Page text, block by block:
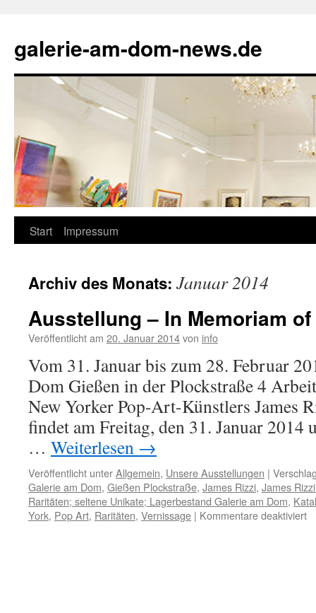
springen
galerie-am-dom-news.de
Start Impressum
Archiv des Monats: Januar 2014
Ausstellung – In Memoriam
Veröffentlicht am 20. Januar 2014von info
Vom 31. Januar bis zum 28. Februar
Dom Gießen in der Plockstraße 4
New Yorker Pop-Art-Künstlers James
findet am Freitag, den 31. Januar 2014
… Weiterlesen →
Veröffentlicht unterAllgemein, Unsere Ausstellungen |
Galerie am Dom, Gießen Plockstraße, James Rizzi, James
Raritäten; seltene Unikate; Lagerbestand Galerie am Dom,
York, Pop Art, Raritäten, Vernissage | Kommentare deaktiviert